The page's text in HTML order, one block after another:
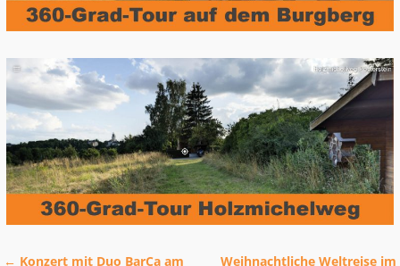
← Konzert mit Duo BarCa am
Weihnachtliche Weltreise im